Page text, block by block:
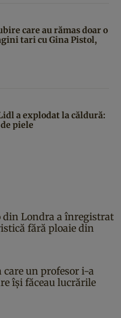
care au rămas doar o
tari cu Gina Pistol,
a explodat la căldură:
piele
din Londra a înregistrat
fără ploaie din
un profesor i-a
își făceau lucrările